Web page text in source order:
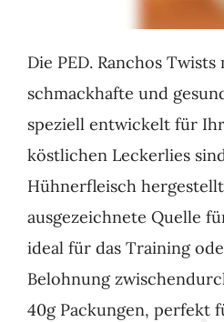
Die PED. Ranchos
schmackhafte und
speziell entwickelt für
köstlichen Leckerlies
Hühnerfleisch
ausgezeichnete Quelle
ideal für das Training
Belohnung
40g Packungen, perfekt